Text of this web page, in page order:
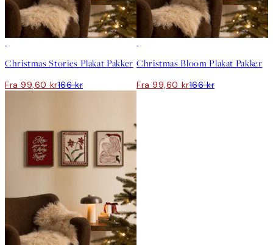
Christmas Stories Plakat Pakker
Fra 99,60 kr166 kr
Christmas Bloom Plakat Pakker
Fra 99,60 kr166 kr